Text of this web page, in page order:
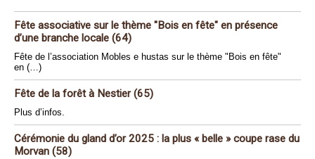
Fête associative sur le thème "Bois en fête" en présence
d’une branche locale (64)
Fête de l’association Mobles e hustas sur le thème "Bois en fête"
en (…)
Fête de la forêt à Nestier (65)
Plus d’infos.
Cérémonie du gland d’or 2025 : la plus « belle » coupe rase du
Morvan (58)